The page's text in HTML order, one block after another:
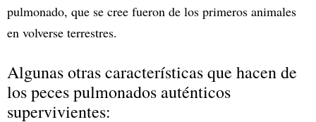
pulmonado, que se cree fueron de los primeros animales
en volverse terrestres.
Algunas otras características que hacen de
los peces pulmonados auténticos
supervivientes: